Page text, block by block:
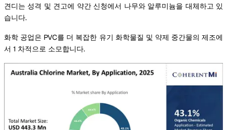
견디는 성격 및 견고에 약간 신청에서 나무와 알루미늄을 대체하고 있
습니다.
화학 공업은 PVC를 더 복잡한 유기 화학물질 및 약제 중간물의 제조에
서 1 차적으로 소모합니다.